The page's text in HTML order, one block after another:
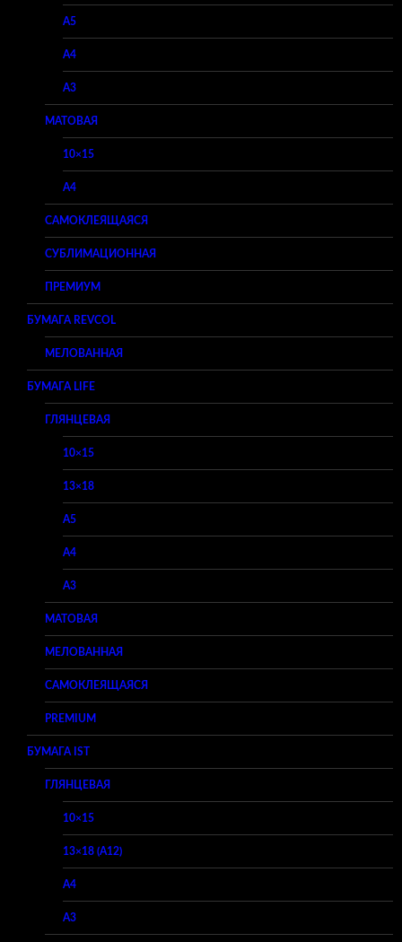
A5
A4
A3
МАТОВАЯ
10×15
A4
САМОКЛЕЯЩАЯСЯ
СУБЛИМАЦИОННАЯ
ПРЕМИУМ
БУМАГА REVCOL
МЕЛОВАННАЯ
БУМАГА LIFE
ГЛЯНЦЕВАЯ
10×15
13×18
A5
A4
A3
МАТОВАЯ
МЕЛОВАННАЯ
САМОКЛЕЯЩАЯСЯ
PREMIUM
БУМАГА IST
ГЛЯНЦЕВАЯ
10×15
13×18 (A12)
A4
A3